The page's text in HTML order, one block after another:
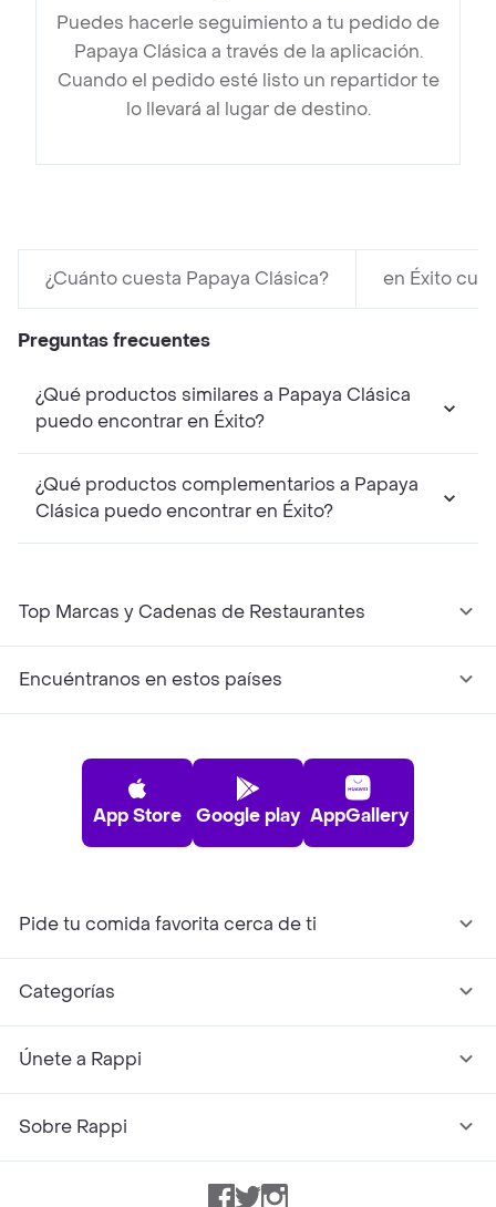
Puedes hacerle seguimiento a tu pedido de
Papaya Clásica a través de la aplicación.
Cuando el pedido esté listo un repartidor te
lo llevará al lugar de destino.
¿Cuánto cuesta Papaya Clásica? en Éxito
Preguntas frecuentes
¿Qué productos similares a Papaya Clásica
puedo encontrar en Éxito?
¿Qué productos complementarios a Papaya
Clásica puedo encontrar en Éxito?
Top Marcas y Cadenas de Restaurantes
Encuéntranos en estos países
App Store Google play AppGallery
Pide tu comida favorita cerca de ti
Categorías
Únete a Rappi
Sobre Rappi
Facebook
TwitterInstagram